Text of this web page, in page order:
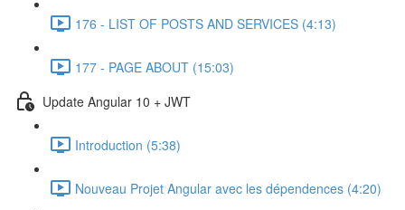
176 - LIST OF POSTS AND SERVICES (4:13)
177 - PAGE ABOUT (15:03)
Update Angular 10 + JWT
Introduction (5:38)
Nouveau Projet Angular avec les dépendences (4:20)